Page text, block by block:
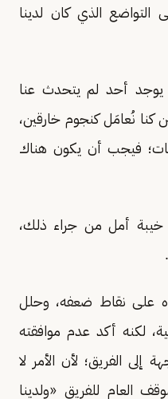
الذي كان لدينا
أحد لم يتحدث عنا
كنا نُعامَل كنجوم خارقين،
فيجب أن يكون هناك
خيبة أمل من جراء ذلك،
على نقاط ضعفه، وحلل
لكنه أكد عدم موافقته
إلى الفريق؛ لأن الأمر لا
العام للفريق «ولدينا